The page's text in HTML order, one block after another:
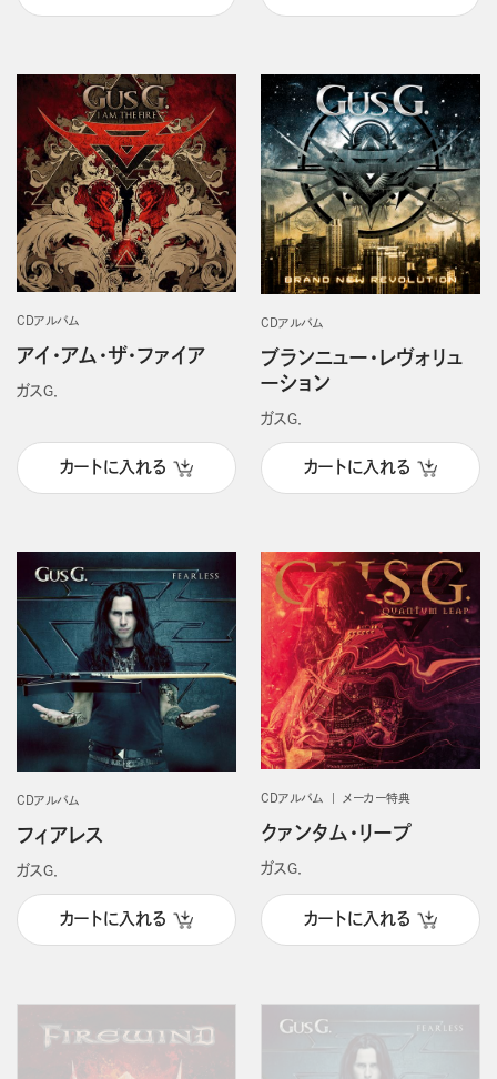
CDアルバム
アイ・アム・ザ・ファイア
ガスＧ．
カートに入れる
CDアルバム
ブランニュー・レヴォリュ
ーション
ガスＧ．
カートに入れる
CDアルバム
フィアレス
ガスＧ．
カートに入れる
CDアルバム メーカー特典
クァンタム・リープ
ガスＧ．
カートに入れる